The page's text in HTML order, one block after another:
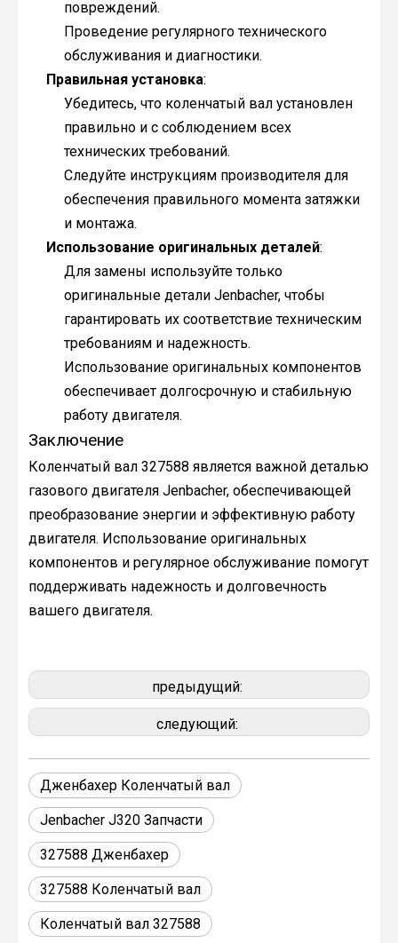
повреждений.
Проведение регулярного технического
обслуживания и диагностики.
Правильная установка:
Убедитесь, что коленчатый вал установлен
правильно и с соблюдением всех
технических требований.
Следуйте инструкциям производителя для
обеспечения правильного момента затяжки
и монтажа.
Использование оригинальных деталей:
Для замены используйте только
оригинальные детали Jenbacher, чтобы
гарантировать их соответствие техническим
требованиям и надежность.
Использование оригинальных компонентов
обеспечивает долгосрочную и стабильную
работу двигателя.
Заключение
Коленчатый вал 327588 является важной деталью
газового двигателя Jenbacher, обеспечивающей
преобразование энергии и эффективную работу
двигателя. Использование оригинальных
компонентов и регулярное обслуживание помогут
поддерживать надежность и долговечность
вашего двигателя.
предыдущий:
следующий:
Дженбахер Коленчатый вал
Jenbacher J320 Запчасти
327588 Дженбахер
327588 Коленчатый вал
Коленчатый вал 327588